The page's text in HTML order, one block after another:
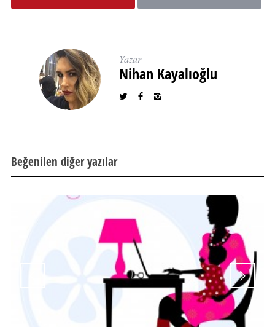
Yazar
Nihan Kayalıoğlu
Beğenilen diğer yazılar